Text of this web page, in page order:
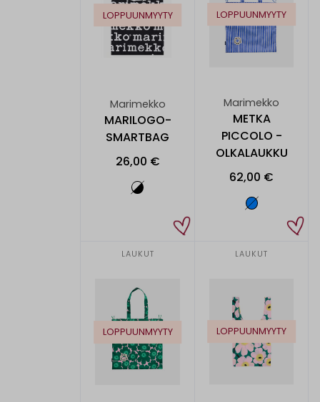
LOPPUUNMYYTY
Marimekko
MARILOGO-
SMARTBAG
26,00 €
LOPPUUNMYYTY
Marimekko
METKA
PICCOLO -
OLKALAUKKU
62,00 €
LAUKUT
LOPPUUNMYYTY
LAUKUT
LOPPUUNMYYTY